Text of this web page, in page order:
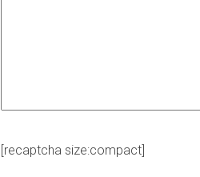
[recaptcha size:compact]